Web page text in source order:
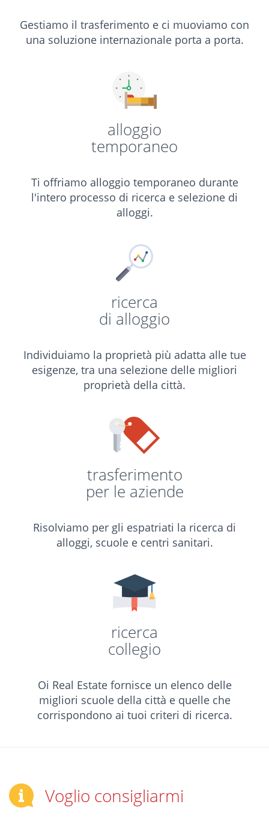
Gestiamo il trasferimento e ci muoviamo con
una soluzione internazionale porta a porta.
alloggio
temporaneo
Ti offriamo alloggio temporaneo durante
l'intero processo di ricerca e selezione di
alloggi.
ricerca
di alloggio
Individuiamo la proprietà più adatta alle tue
esigenze, tra una selezione delle migliori
proprietà della città.
trasferimento
per le aziende
Risolviamo per gli espatriati la ricerca di
alloggi, scuole e centri sanitari.
ricerca
collegio
Oi Real Estate fornisce un elenco delle
migliori scuole della città e quelle che
corrispondono ai tuoi criteri di ricerca.
Voglio consigliarmi